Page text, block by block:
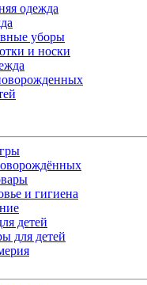
одежда
уборы
и носки
и гигиена
детей
для детей